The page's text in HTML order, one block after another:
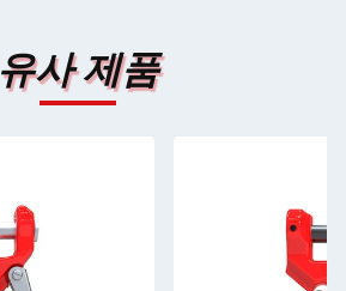
유사 제품